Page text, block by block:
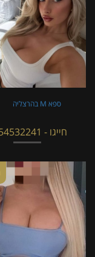
ספא M בהרצליה
חייגו - 0554532241